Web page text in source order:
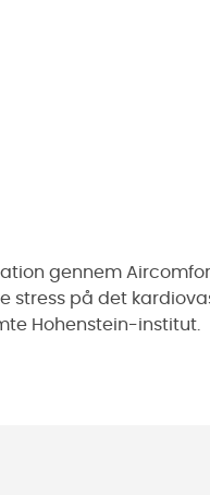
gennem
stress på det
Hohenstein-institut.